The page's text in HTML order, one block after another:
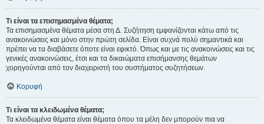
Τι είναι τα επισημασμένα θέματα;
Τα επισημασμένα θέματα μέσα στη Δ. Συζήτηση εμφανίζονται κάτω από τις
ανακοινώσεις και μόνο στην πρώτη σελίδα. Είναι συχνά πολύ σημαντικά και
πρέπει να τα διαβάσετε όποτε είναι εφικτό. Όπως και με τις ανακοινώσεις και τις
γενικές ανακοινώσεις, έτσι και τα δικαιώματα επισήμανσης θεμάτων
χορηγούνται από τον διαχειριστή του συστήματος συζητήσεων.
Κορυφή
Τι είναι τα κλειδωμένα θέματα;
Τα κλειδωμένα θέματα είναι θέματα όπου τα μέλη δεν μπορούν πια να